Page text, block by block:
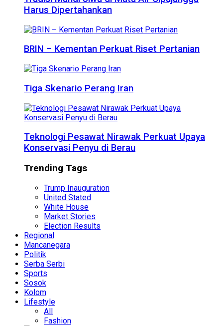
Harus Dipertahankan
BRIN – Kementan Perkuat Riset Pertanian
Tiga Skenario Perang Iran
Teknologi Pesawat Nirawak Perkuat Upaya
Konservasi Penyu di Berau
Trending Tags
Trump Inauguration
United Stated
White House
Market Stories
Election Results
Regional
Mancanegara
Politik
Serba Serbi
Sports
Sosok
Kolom
Lifestyle
All
Fashion